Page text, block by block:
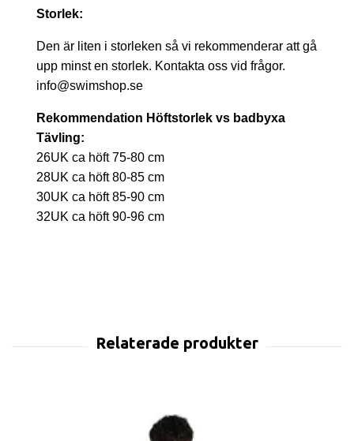
Storlek:
Den är liten i storleken så vi rekommenderar att gå
upp minst en storlek. Kontakta oss vid frågor.
info@swimshop.se
Rekommendation Höftstorlek vs badbyxa
Tävling:
26UK ca höft 75-80 cm
28UK ca höft 80-85 cm
30UK ca höft 85-90 cm
32UK ca höft 90-96 cm